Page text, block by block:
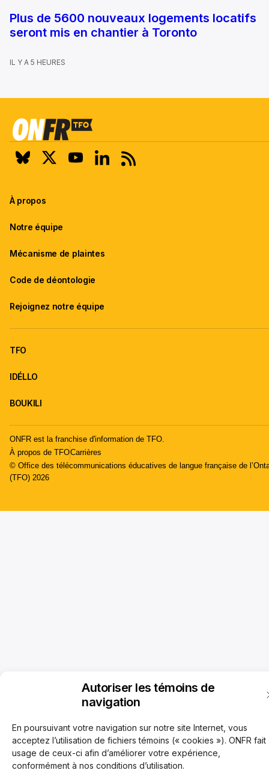
Autoriser les témoins de
navigation
En poursuivant votre navigation sur notre site Internet, vous
acceptez l’utilisation de fichiers témoins (« cookies »). ONFR fait
usage de ceux-ci afin d’améliorer votre expérience,
conformément à nos conditions d’utilisation.
Plus de 5600 nouveaux logements locatifs
seront mis en chantier à Toronto
IL Y A 5 HEURES
À propos
Notre équipe
Mécanisme de plaintes
Code de déontologie
Rejoignez notre équipe
TFO
IDÉLLO
BOUKILI
ONFR est la franchise d'information de TFO.
À propos de TFOCarrières
© Office des télécommunications éducatives de langue française de
(TFO) 2026